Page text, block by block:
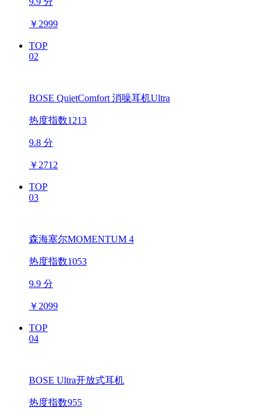
￥ 2999
TOP
02
BOSE QuietComfort 消噪耳机Ultra
热度指数1213
9.8 分
￥ 2712
TOP
03
森海塞尔MOMENTUM 4
热度指数1053
9.9 分
￥ 2099
TOP
04
BOSE Ultra开放式耳机
热度指数955